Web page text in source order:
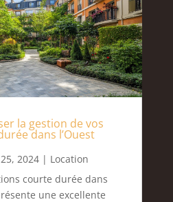
la gestion de vos
dans l’Ouest
2024| Location
courte durée dans
une excellente